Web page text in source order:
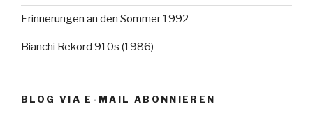
Erinnerungen an den Sommer 1992
Bianchi Rekord 910s (1986)
BLOG VIA E-MAIL ABONNIEREN